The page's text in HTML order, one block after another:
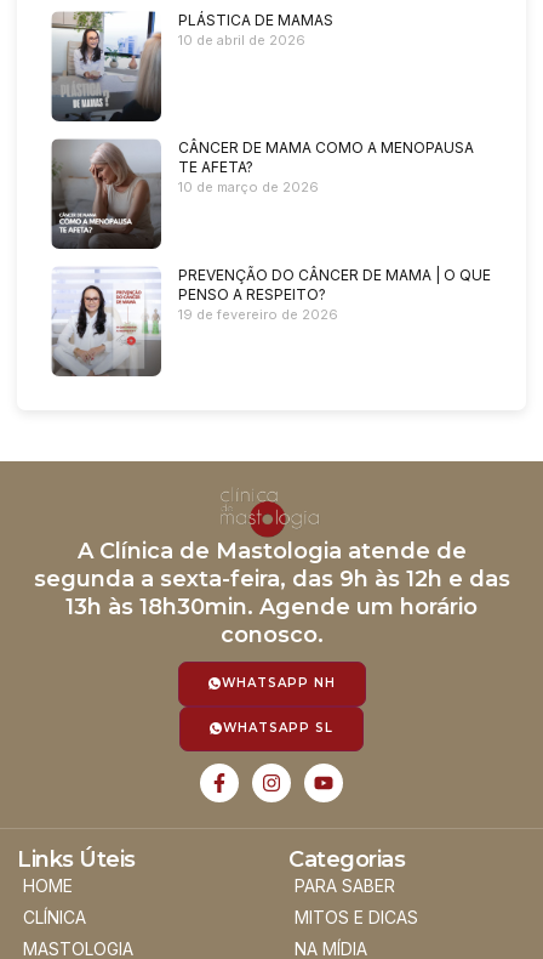
PLÁSTICA DE MAMAS
10 de abril de 2026
CÂNCER DE MAMA COMO A MENOPAUSA
TE AFETA?
10 de março de 2026
PREVENÇÃO DO CÂNCER DE MAMA | O QUE
PENSO A RESPEITO?
19 de fevereiro de 2026
A Clínica de Mastologia atende de
segunda a sexta-feira, das 9h às 12h e das
13h às 18h30min. Agende um horário
conosco.
WHATSAPP NH
WHATSAPP SL
Links Úteis
HOME
CLÍNICA
MASTOLOGIA
Categorias
PARA SABER
MITOS E DICAS
NA MÍDIA